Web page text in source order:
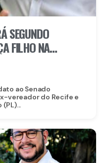
SEGUNDO
FILHO NA
ao Senado
vereador do Recife e